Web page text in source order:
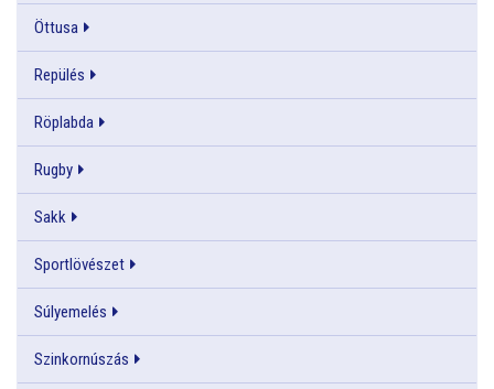
Öttusa
Repülés
Röplabda
Rugby
Sakk
Sportlövészet
Súlyemelés
Szinkornúszás